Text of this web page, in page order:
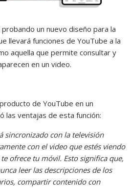
un nuevo diseño para la
llevará funciones de YouTube a la
aquella que permite consultar y
en un video.
de YouTube en un
las ventajas de esta función:
sincronizado con la televisión
con el video que estés viendo
ofrece tu móvil. Esto significa que,
leer las descripciones de los
compartir contenido con